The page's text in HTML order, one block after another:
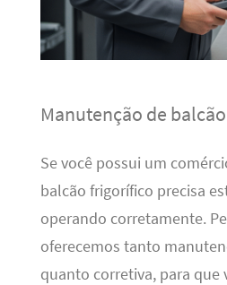
Manutenção de
Se você possui um
balcão frigorífico precisa
operando corretamente.
oferecemos tanto
quanto corretiva, para que